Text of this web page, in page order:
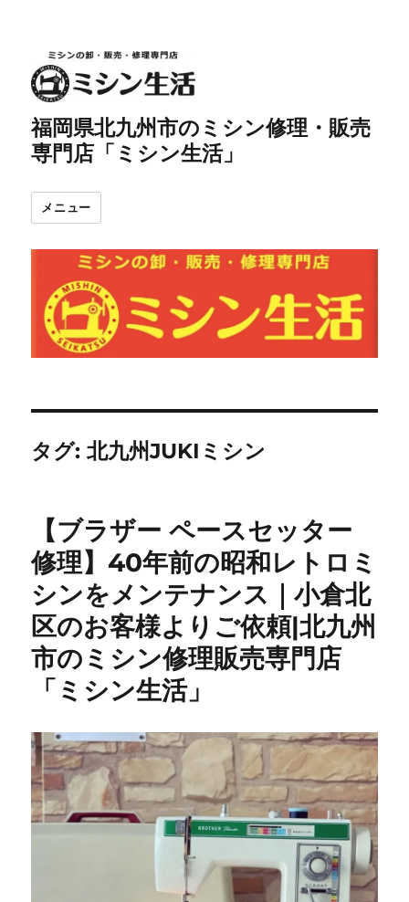
福岡県北九州市のミシン修理・販売
専門店「ミシン生活」
メニュー
タグ:北九州JUKIミシン
【ブラザー ペースセッター
修理】40年前の昭和レトロミ
シンをメンテナンス｜小倉北
区のお客様よりご依頼|北九州
市のミシン修理販売専門店
「ミシン生活」